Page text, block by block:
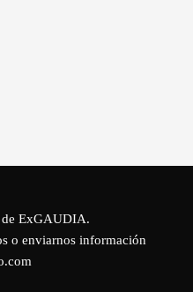
ExGAUDIA.
o enviarnos información